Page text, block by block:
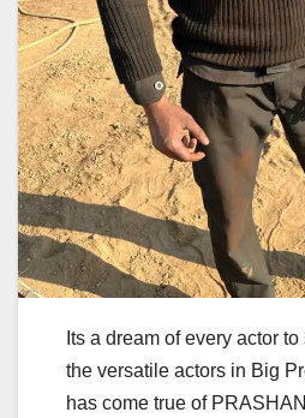
Its a dream of every actor
the versatile actors in Big
has come true of